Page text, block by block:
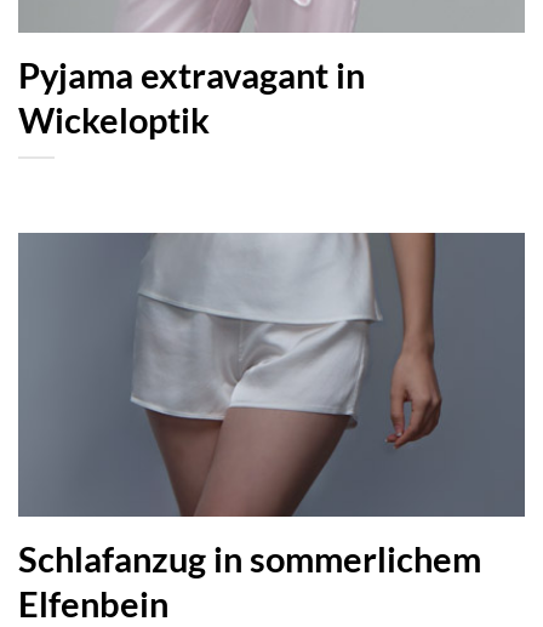
Pyjama extravagant in
Wickeloptik
Schlafanzug in sommerlichem
Elfenbein